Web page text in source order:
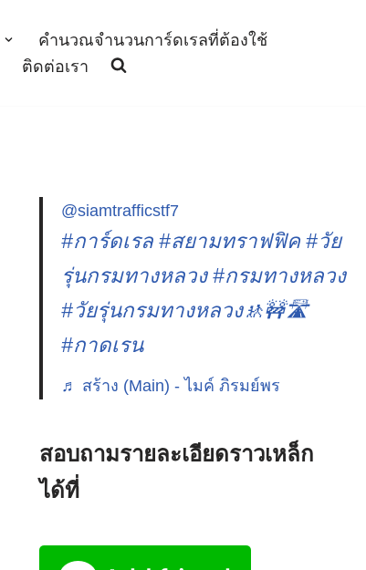
คำนวณจำนวนการ์ดเรลที่ต้องใช้
ติดต่อเรา
@siamtrafficstf7
#การ์ดเรล #สยามทราฟฟิค #วัย
รุ่นกรมทางหลวง #กรมทางหลวง
#วัยรุ่นกรมทางหลวง🚸🚧🛣️
#กาดเรน
♬ สร้าง (Main) - ไมค์ ภิรมย์พร
สอบถามรายละเอียดราวเหล็ก
ได้ที่